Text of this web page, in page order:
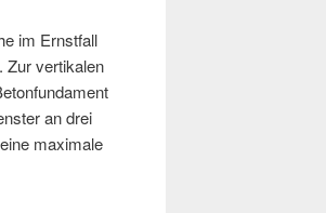
im Ernstfall
Zur vertikalen
an drei
maximale